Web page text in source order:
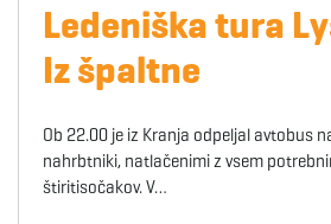
Ledeniška tura
Iz špaltne
Ob 22.00 je iz Kranja odpeljal avtobus
nahrbtniki, natlačenimi z vsem
štiritisočakov. V…